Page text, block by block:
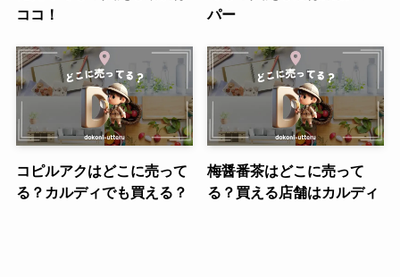
ココ！
パー
コピルアクはどこに売って
る？カルディでも買える？
梅醤番茶はどこに売って
る？買える店舗はカルディ